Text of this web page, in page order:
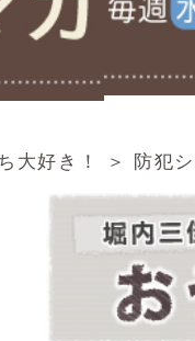
防犯システム、入ってる
家、堀内三佳さんは大の
はもちろん他人の家も…毎
く続く家への野望（？）
主人・娘さんとの楽しい
ペ